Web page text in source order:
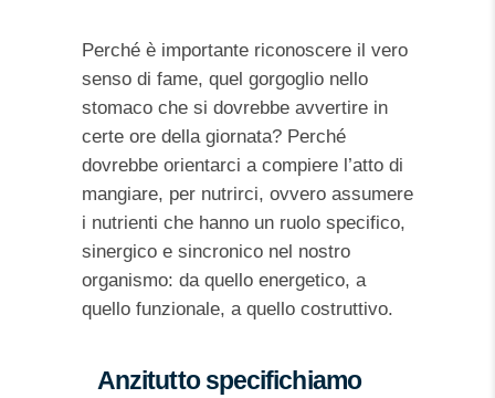
Perché è importante riconoscere il vero
senso di fame, quel gorgoglio nello
stomaco che si dovrebbe avvertire in
certe ore della giornata? Perché
dovrebbe orientarci a compiere l’atto di
mangiare, per nutrirci, ovvero assumere
i nutrienti che hanno un ruolo specifico,
sinergico e sincronico nel nostro
organismo: da quello energetico, a
quello funzionale, a quello costruttivo.
Anzitutto specifichiamo